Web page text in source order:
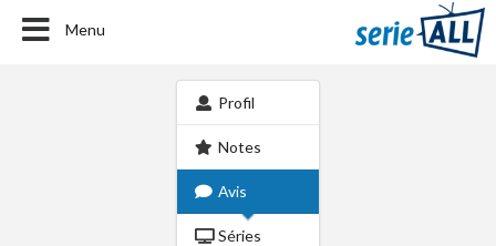
Menu
Profil
Notes
Avis
Séries